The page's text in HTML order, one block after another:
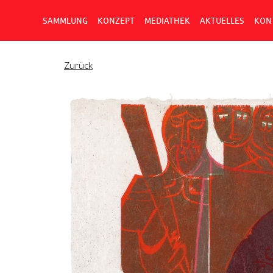
SAMMLUNG KONZEPT MEDIATHEK AKTUELLES
Zurück